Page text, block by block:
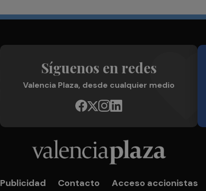
Síguenos en redes
Valencia Plaza, desde cualquier medio
Publicidad Contacto Acceso accionistas